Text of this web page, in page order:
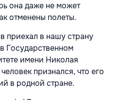
она даже не может
отменены полеты.
приехал в нашу страну
Государственном
имени Николая
признался, что его
в родной стране.